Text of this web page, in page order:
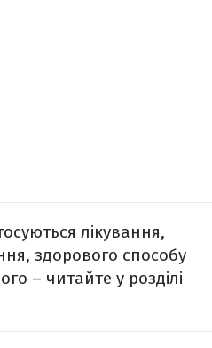
лікування,
здорового способу
– читайте у розділі